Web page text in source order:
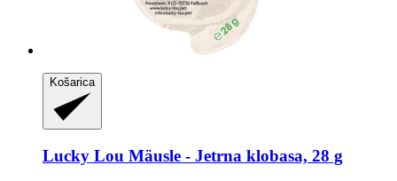
Košarica
Lucky Lou Mäusle -​ Jetrna klobasa, 28 g